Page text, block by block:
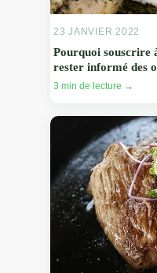
23 JANVIER 2022
Pourquoi souscrire
rester informé des
3 min de lecture →